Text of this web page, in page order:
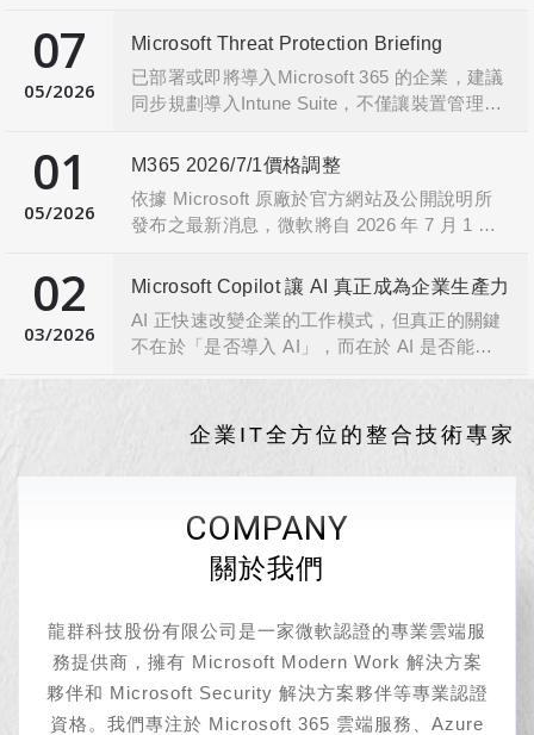
效率提升。
Copilot 深度整合 Word、Excel、PowerPoint、
Outlook 與 Teams，可自動撰寫文件、分析數
據、製作簡報、整理郵件及摘要會議內容，讓
均建立在 Microsoft 365 企業級安全架構之上，
提供身分驗證、權限管理與資料保護機制，確
保企業機敏資訊不外洩。
07
05 2026
Microsoft Threat Protection Briefing
已部署或即將導入Microsoft 365 的企業，建議
同步規劃導入Intune Suite，不僅讓裝置管理與
您省時、省力，放心準時下班。
01
05 2026
M365 2026/7/1價格調整
依據 Microsoft 原廠於官方網站及公開說明所
發布之最新消息，微軟將自 2026 年 7 月 1 日
關商用套裝產品 進行全球性售價調整。本次調
整將適用於新購與續約之訂閱方案，實際價格
將依產品別與地區而有所差異
02
03 2026
Microsoft Copilot 讓 AI 真正成為企業生產力
AI 正快速改變企業的工作模式，但真正的關鍵
不在於「是否導入 AI」，而在於 AI 是否能在
企業IT全方位的整合技術專家
COMPANY
關於我們
龍群科技股份有限公司是一家微軟認證的專業雲端服
務提供商，擁有 Microsoft Modern Work 解決方案
夥伴和 Microsoft Security 解決方案夥伴等專業認證
資格。我們專注於 Microsoft 365 雲端服務、Azure